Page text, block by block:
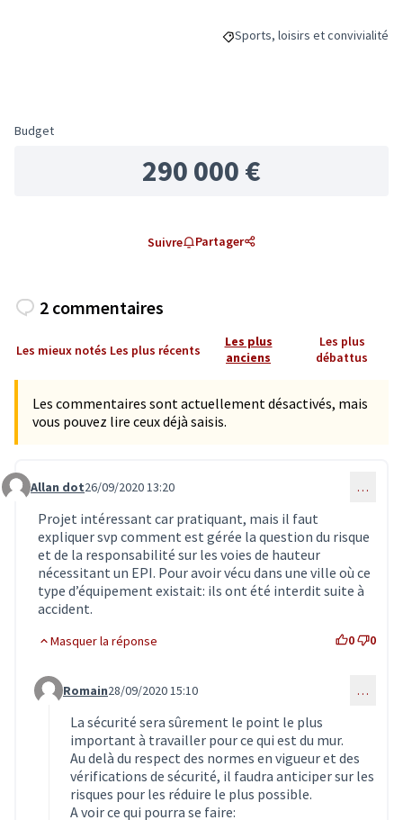
Filtrer les résultats de la
Sports, loisirs et convivialité
Budget
290 000 €
Suivre Partager
2 commentaires
Les mieux notés Les plus récents
Les plus
anciens
Les plus
débattus
Les commentaires sont actuellement désactivés, mais
vous pouvez lire ceux déjà saisis.
Commentaire 2043
Allan dot26/09/2020 13:20 …
Projet intéressant car pratiquant, mais il faut
expliquer svp comment est gérée la question du risque
et de la responsabilité sur les voies de hauteur
nécessitant un EPI. Pour avoir vécu dans une ville où ce
type d’équipement existait: ils ont été interdit suite à
accident.
Masquer la réponse 0 0
Commentaire 2055 (réponse au commentaire 2043)
Romain28/09/2020 15:10 …
La sécurité sera sûrement le point le plus
important à travailler pour ce qui est du mur.
Au delà du respect des normes en vigueur et des
vérifications de sécurité, il faudra anticiper sur les
risques pour les réduire le plus possible.
A voir ce qui pourra se faire: